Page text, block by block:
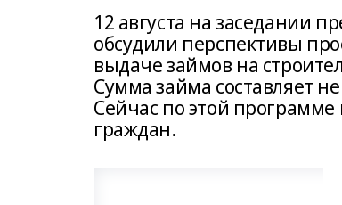
12 августа на заседании
обсудили перспективы
выдаче займов на
Сумма займа составляет
Сейчас по этой
граждан.